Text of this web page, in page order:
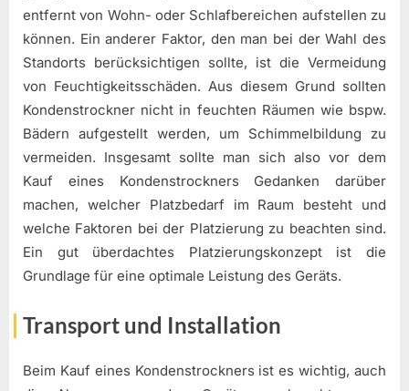
entfernt von Wohn- oder Schlafbereichen aufstellen zu
können. Ein anderer Faktor, den man bei der Wahl des
Standorts berücksichtigen sollte, ist die Vermeidung
von Feuchtigkeitsschäden. Aus diesem Grund sollten
Kondenstrockner nicht in feuchten Räumen wie bspw.
Bädern aufgestellt werden, um Schimmelbildung zu
vermeiden. Insgesamt sollte man sich also vor dem
Kauf eines Kondenstrockners Gedanken darüber
machen, welcher Platzbedarf im Raum besteht und
welche Faktoren bei der Platzierung zu beachten sind.
Ein gut überdachtes Platzierungskonzept ist die
Grundlage für eine optimale Leistung des Geräts.
Transport und Installation
Beim Kauf eines Kondenstrockners ist es wichtig, auch